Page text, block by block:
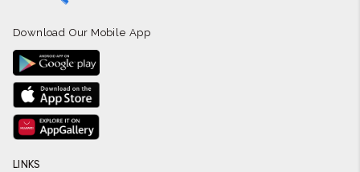
Download Our Mobile App
LINKS